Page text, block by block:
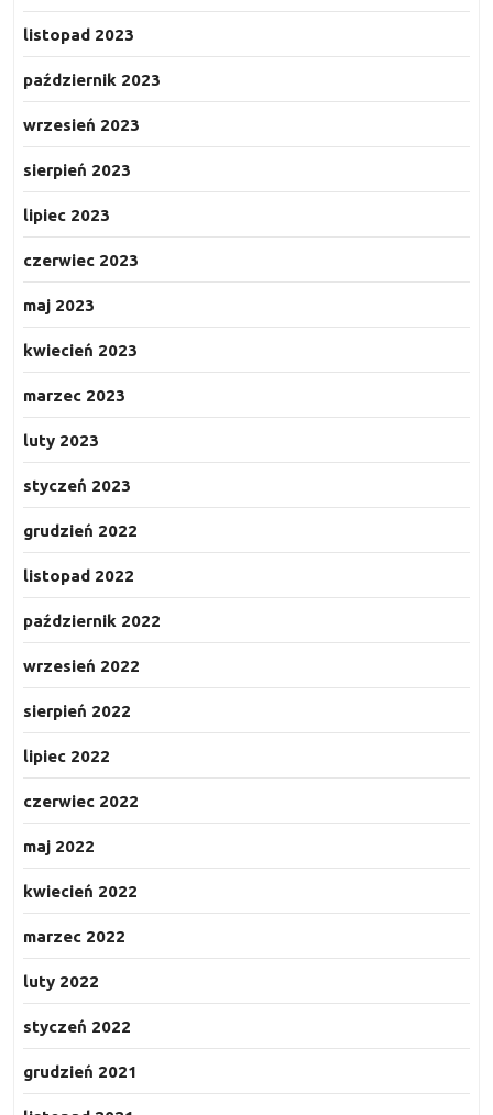
listopad 2023
październik 2023
wrzesień 2023
sierpień 2023
lipiec 2023
czerwiec 2023
maj 2023
kwiecień 2023
marzec 2023
luty 2023
styczeń 2023
grudzień 2022
listopad 2022
październik 2022
wrzesień 2022
sierpień 2022
lipiec 2022
czerwiec 2022
maj 2022
kwiecień 2022
marzec 2022
luty 2022
styczeń 2022
grudzień 2021